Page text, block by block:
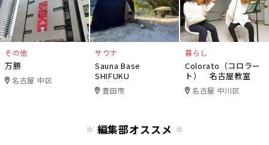
その他
万勝
名古屋 中区
サウナ
Sauna Base
SHIFUKU
豊田市
暮らし
Colorato（コロラー
ト） 名古屋教室
名古屋 中川区
編集部オススメ